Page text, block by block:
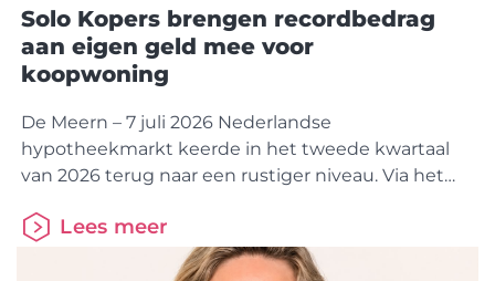
Solo Kopers brengen recordbedrag
aan eigen geld mee voor
koopwoning
De Meern – 7 juli 2026 Nederlandse
hypotheekmarkt keerde in het tweede kwartaal
van 2026 terug naar een rustiger niveau. Via het
hypotheekaanvragen verzonden, bijna 5% minder
dan in dezelfde periode vorig
Lees meer